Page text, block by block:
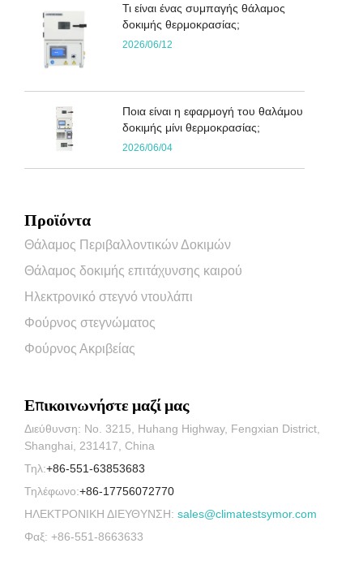
Τι είναι ένας συμπαγής θάλαμος
δοκιμής θερμοκρασίας;
2026/06/12
Ποια είναι η εφαρμογή του θαλάμου
δοκιμής μίνι θερμοκρασίας;
2026/06/04
Προϊόντα
Θάλαμος Περιβαλλοντικών Δοκιμών
Θάλαμος δοκιμής επιτάχυνσης καιρού
Ηλεκτρονικό στεγνό ντουλάπι
Φούρνος στεγνώματος
Φούρνος Ακριβείας
Επικοινωνήστε μαζί μας
Διεύθυνση: No. 3215, Huhang Highway, Fengxian District,
Shanghai, 231417, China
Τηλ:+86-551-63853683
Τηλέφωνο:+86-17756072770
ΗΛΕΚΤΡΟΝΙΚΗ ΔΙΕΥΘΥΝΣΗ: sales@climatestsymor.com
Φαξ: +86-551-8663633